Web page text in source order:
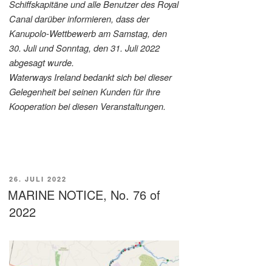
Schiffskapitäne und alle Benutzer des Royal
Canal darüber informieren, dass der
Kanupolo-Wettbewerb am Samstag, den
30. Juli und Sonntag, den 31. Juli 2022
abgesagt wurde.
Waterways Ireland bedankt sich bei dieser
Gelegenheit bei seinen Kunden für ihre
Kooperation bei diesen Veranstaltungen.
VERÖFFENTLICHT
AM
26. JULI 2022
MARINE NOTICE, No. 76 of
2022